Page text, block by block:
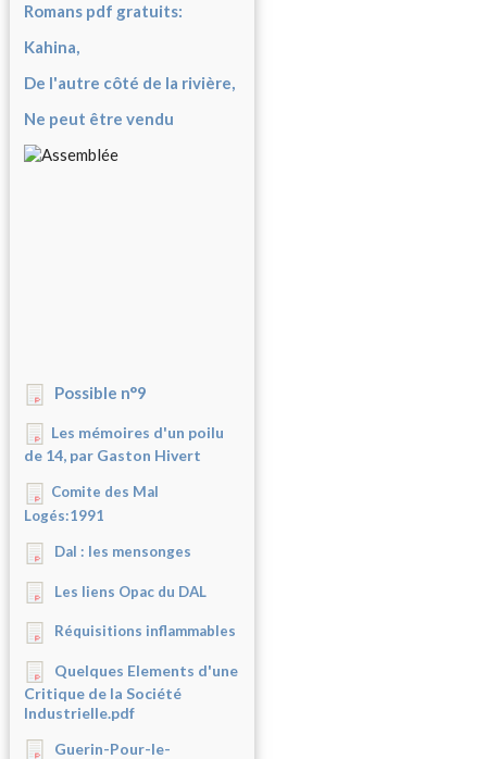
Romans pdf gratuits:
Kahina,
De l'autre côté de la rivière,
Ne peut être vendu
Possible n°9
Les mémoires d'un poilu
de 14, par Gaston Hivert
Comite des Mal
Logés:1991
Dal : les mensonges
Les liens Opac du DAL
Réquisitions inflammables
Quelques Elements d'une
Critique de la Société
Industrielle.pdf
Guerin-Pour-le-